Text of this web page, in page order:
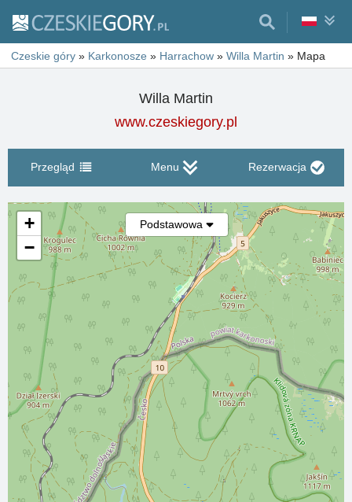
Czeskie góry » Karkonosze » Harrachow » Willa Martin » Mapa
Willa Martin
www.czeskiegory.pl
Przegląd Menu Rezerwacja
Podstawowa
+
−